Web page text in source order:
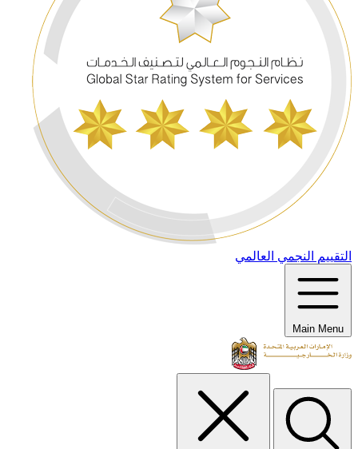
التقييم النجمي العالمي
Main Menu